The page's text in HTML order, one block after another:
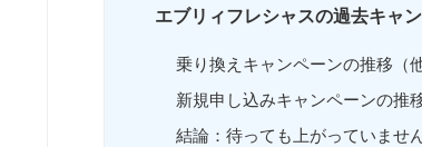
エブリィフレシャスの過去キャ
乗り換えキャンペーンの推移（
新規申し込みキャンペーンの推
結論：待っても上がっていませ